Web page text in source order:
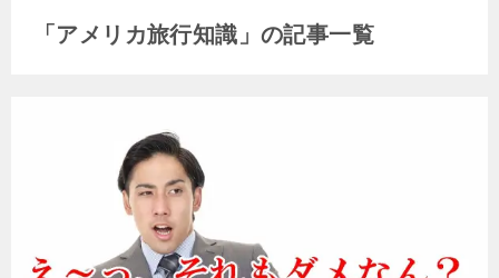
「アメリカ旅行知識」の記事一覧